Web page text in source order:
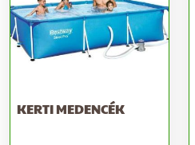
KERTI MEDENCÉK